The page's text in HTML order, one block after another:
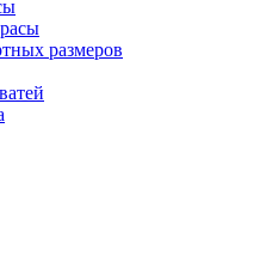
размеров